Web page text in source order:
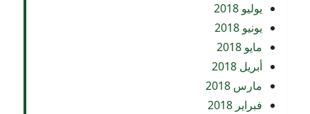
يوليو 2018
يونيو 2018
مايو 2018
أبريل 2018
مارس 2018
فبراير 2018